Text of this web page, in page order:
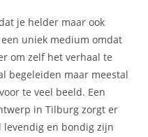
je helder maar ook
uniek medium omdat
om zelf het verhaal te
begeleiden maar meestal
te veel beeld. Een
in Tilburg zorgt er
en bondig zijn